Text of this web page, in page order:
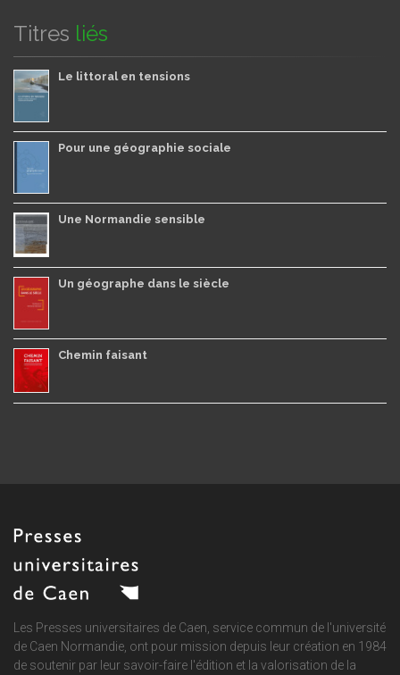
Titres liés
Le littoral en tensions
Pour une géographie sociale
Une Normandie sensible
Un géographe dans le siècle
Chemin faisant
Les Presses universitaires de Caen, service commun de l'université
de Caen Normandie , ont pour mission depuis leur création en 1984
de soutenir par leur savoir-faire l'édition et la valorisation de la